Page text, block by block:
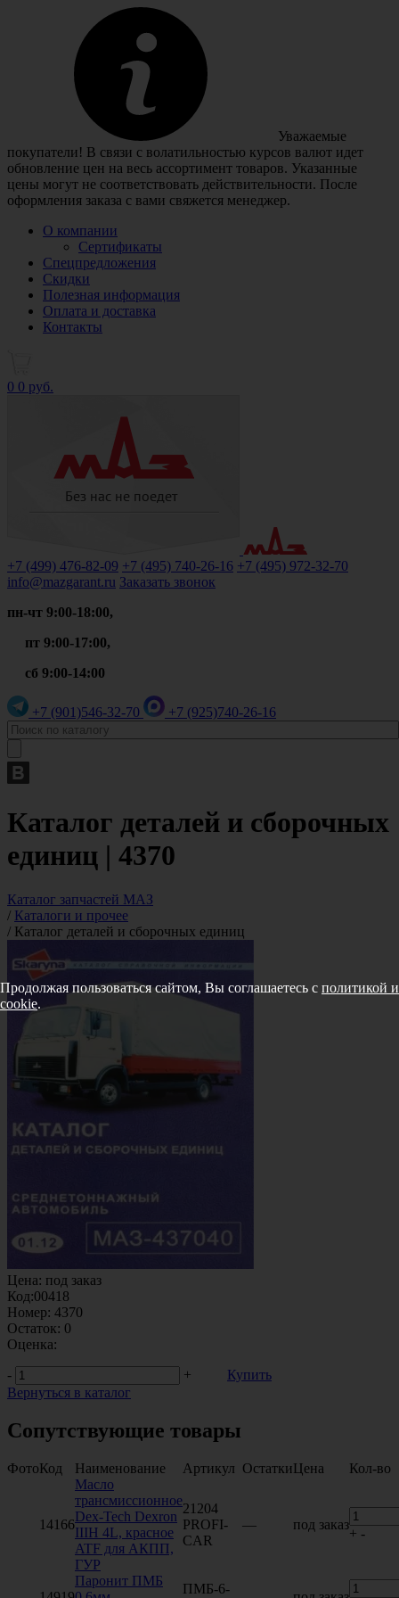
Уважаемые
покупатели! В связи с волатильностью курсов валют идет
обновление цен на весь ассортимент товаров. Указанные
цены могут не соответствовать действительности. После
оформления заказа с вами свяжется менеджер.
О компании
Сертификаты
Спецпредложения
Скидки
Полезная информация
Оплата и доставка
Контакты
0 0 руб.
+7 (499) 476-82-09 +7 (495) 740-26-16 +7 (495) 972-32-70
info@mazgarant.ru Заказать звонок
пн-чт 9:00-18:00,
пт 9:00-17:00,
сб 9:00-14:00
+7 (901)546-32-70 +7 (925)740-26-16
Каталог деталей и сборочных
единиц | 4370
Каталог запчастей МАЗ
/ Каталоги и прочее
/ Каталог деталей и сборочных единиц
Цена: под заказ
Код:00418
Номер: 4370
Остаток: 0
Оценка:
-
+
Купить
Вернуться в каталог
Сопутствующие товары
ФотоКод Наименование Артикул ОстаткиЦена Кол-во
14166
Масло
трансмиссионное
Dex-Tech Dexron
IIIH 4L, красное
ATF для АКПП,
ГУР
21204
PROFI-
CAR
— под заказ
+ -
Паронит ПМБ
ПМБ-6-
Продолжая пользоваться сайтом, Вы соглашаетесь с политикой
cookie.